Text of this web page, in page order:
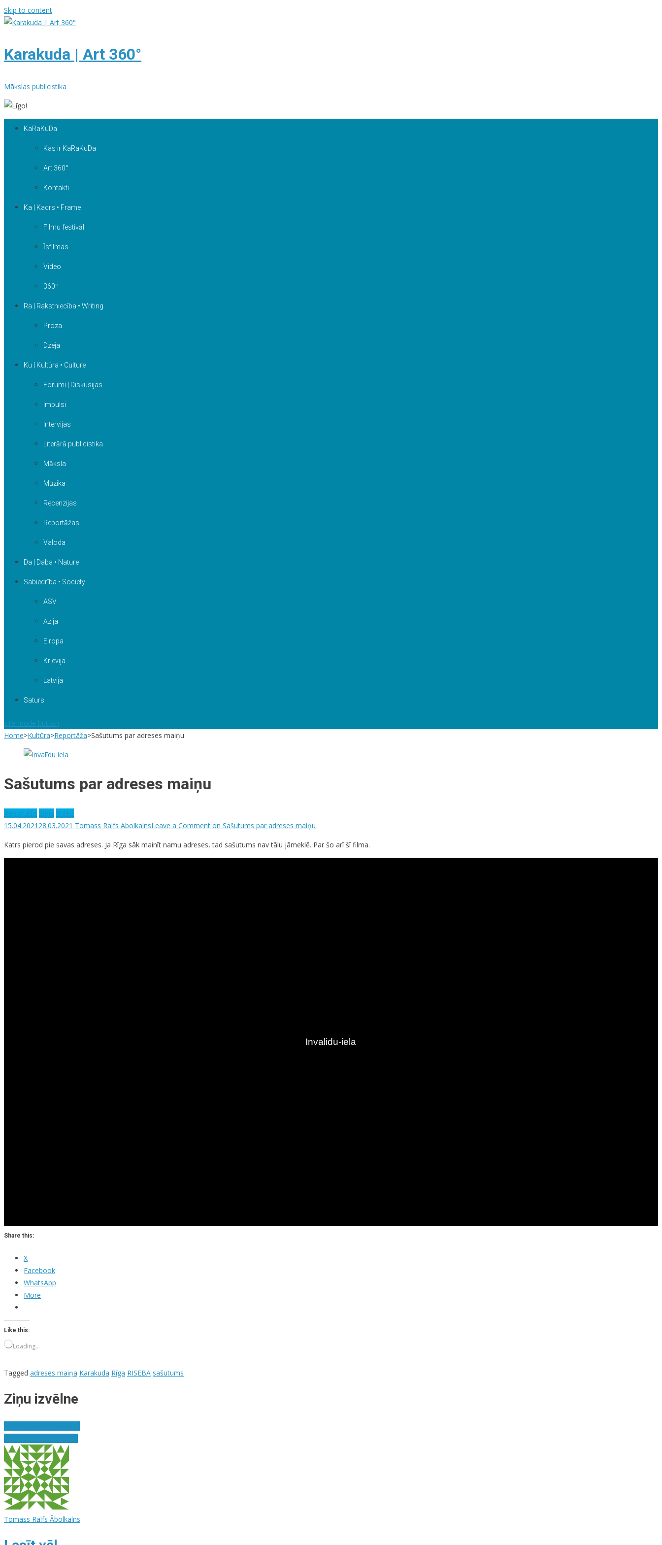
Skip to content
Karakuda | Art 360°
Mākslas publicistika
KaRaKuDa
Kas ir KaRaKuDa
Art 360°
Kontakti
Ka | Kadrs • Frame
Filmu festivāli
Īsfilmas
Video
360º
Ra | Rakstniecība • Writing
Proza
Dzeja
Ku | Kultūra • Culture
Forumi | Diskusijas
Impulsi
Intervijas
Literārā publicistika
Māksla
Mūzika
Recenzijas
Reportāžas
Valoda
Da | Daba • Nature
Sabiedrība • Society
ASV
Āzija
Eiropa
Krievija
Latvija
Saturs
site mode button
Home>Kultūra>Reportāža>Sašutums par adreses maiņu
Sašutums par adreses maiņu
Reportāža Sleja Video
15.04.2021 28.03.2021 Tomass Ralfs ĀbolkalnsLeave a Comment on Sašutums par adreses maiņu
Katrs pierod pie savas adreses. Ja Rīga sāk mainīt namu adreses, tad sašutums nav tālu jāmeklē. Par šo arī šī filma.
Share this:
X
Facebook
WhatsApp
More
Like this:
Loading…
Tagged adreses maiņa Karakuda Rīga RISEBA sašutums
Ziņu izvēlne
Tomass Ralfs Ābolkalns